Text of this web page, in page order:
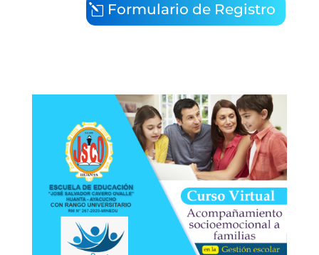
Formulario de Registro